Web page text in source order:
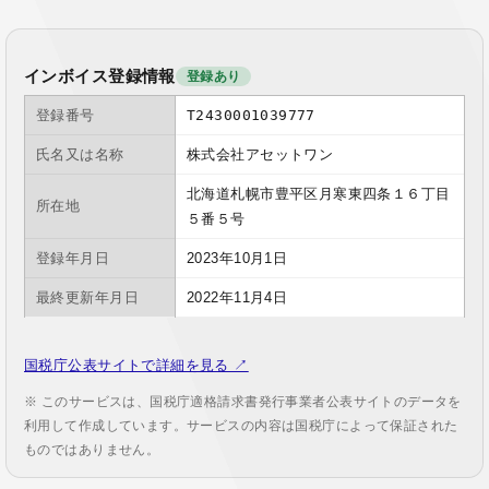
インボイス登録情報 登録あり
登録番号 T2430001039777
氏名又は名称 株式会社アセットワン
所在地
北海道札幌市豊平区月寒東四条１６丁目
５番５号
登録年月日 2023年10月1日
最終更新年月日 2022年11月4日
国税庁公表サイトで詳細を見る ↗
※ このサービスは、国税庁適格請求書発行事業者公表サイトのデータを
利用して作成しています。サービスの内容は国税庁によって保証された
ものではありません。